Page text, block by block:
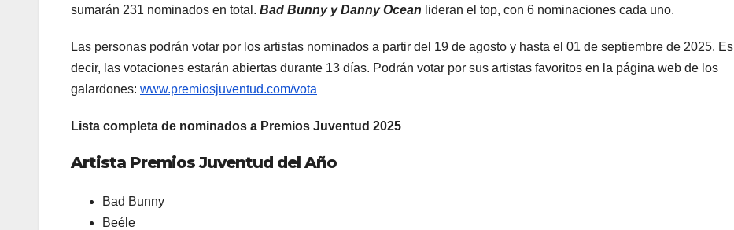
sumarán 231 nominados en total. Bad Bunny y Danny Ocean lideran el top, con 6 nominaciones cada uno.
Las personas podrán votar por los artistas nominados a partir del 19 de agosto y hasta el 01 de septiembre de 2025. Es
decir, las votaciones estarán abiertas durante 13 días. Podrán votar por sus artistas favoritos en la página web de los
galardones: www.premiosjuventud.com/vota
Lista completa de nominados a Premios Juventud 2025
Artista Premios Juventud del Año
Bad Bunny
Beéle